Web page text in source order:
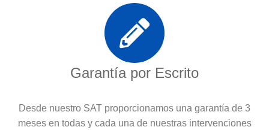
Garantía por Escrito
Desde nuestro SAT proporcionamos una garantía de 3
meses en todas y cada una de nuestras intervenciones